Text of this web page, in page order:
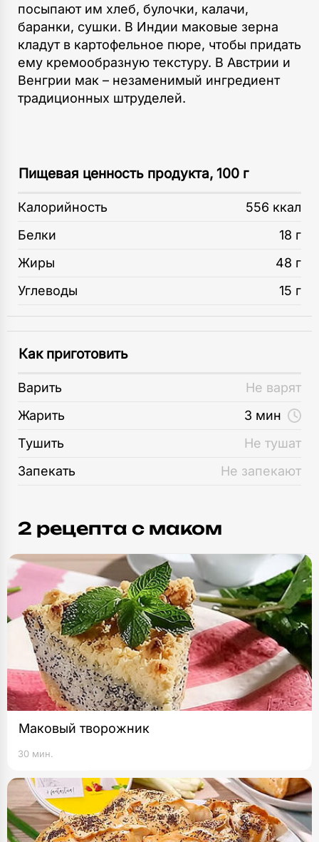
посыпают им хлеб, булочки, калачи,
баранки, сушки. В Индии маковые зерна
кладут в картофельное пюре, чтобы придать
ему кремообразную текстуру. В Австрии и
Венгрии мак – незаменимый ингредиент
традиционных штруделей.
Пищевая ценность продукта, 100 г
Калорийность
556 ккал
Белки
18 г
Жиры
48 г
Углеводы
15 г
Как приготовить
Варить
Не варят
Жарить
3 мин
Тушить
Не тушат
Запекать
Не запекают
2 рецепта c маком
Маковый творожник
30 мин.